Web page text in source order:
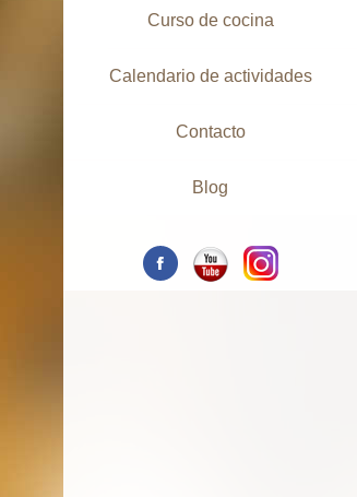
Curso de cocina
Calendario de actividades
Contacto
Blog